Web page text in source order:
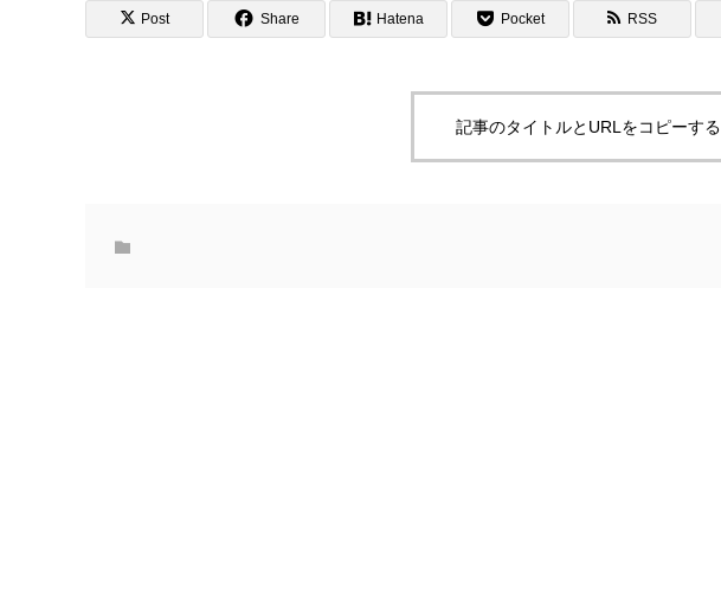
Post Share Hatena Pocket RSS
記事のタイトルとURLをコピーする